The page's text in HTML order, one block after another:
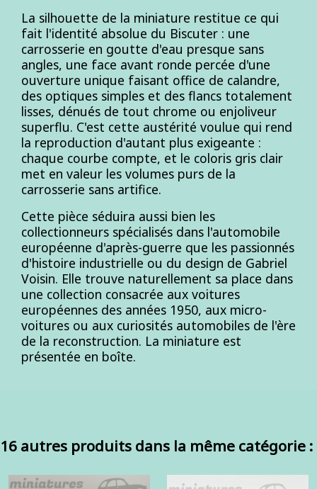
La silhouette de la miniature restitue ce qui
fait l'identité absolue du Biscuter : une
carrosserie en goutte d'eau presque sans
angles, une face avant ronde percée d'une
ouverture unique faisant office de calandre,
des optiques simples et des flancs totalement
lisses, dénués de tout chrome ou enjoliveur
superflu. C'est cette austérité voulue qui rend
la reproduction d'autant plus exigeante :
chaque courbe compte, et le coloris gris clair
met en valeur les volumes purs de la
carrosserie sans artifice.
Cette pièce séduira aussi bien les
collectionneurs spécialisés dans l'automobile
européenne d'après-guerre que les passionnés
d'histoire industrielle ou du design de Gabriel
Voisin. Elle trouve naturellement sa place dans
une collection consacrée aux voitures
européennes des années 1950, aux micro-
voitures ou aux curiosités automobiles de l'ère
de la reconstruction. La miniature est
présentée en boîte.
16 autres produits dans la même catégorie :